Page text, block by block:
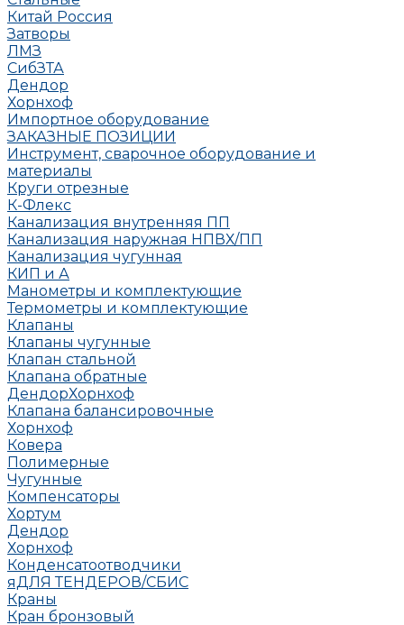
Китай Россия
Затворы
ЛМЗ
СибЗТА
Дендор
Хорнхоф
Импортное оборудование
ЗАКАЗНЫЕ ПОЗИЦИИ
Инструмент, сварочное оборудование и
материалы
Круги отрезные
К-Флекс
Канализация внутренняя ПП
Канализация наружная НПВХ/ПП
Канализация чугунная
КИП и А
Манометры и комплектующие
Термометры и комплектующие
Клапаны
Клапаны чугунные
Клапан стальной
Клапана обратные
ДендорХорнхоф
Клапана балансировочные
Хорнхоф
Ковера
Полимерные
Чугунные
Компенсаторы
Хортум
Дендор
Хорнхоф
Конденсатоотводчики
яДЛЯ ТЕНДЕРОВ/СБИС
Краны
Кран бронзовый